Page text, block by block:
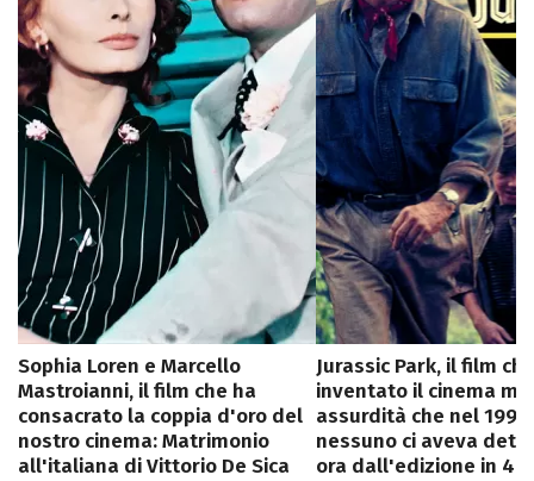
Sophia Loren e Marcello
Mastroianni, il film che ha
consacrato la coppia d'oro del
nostro cinema: Matrimonio
all'italiana di Vittorio De Sica
Jurassic Park, il film
inventato il cinema
assurdità che nel 1993
nessuno ci aveva
ora dall'edizione in 4K